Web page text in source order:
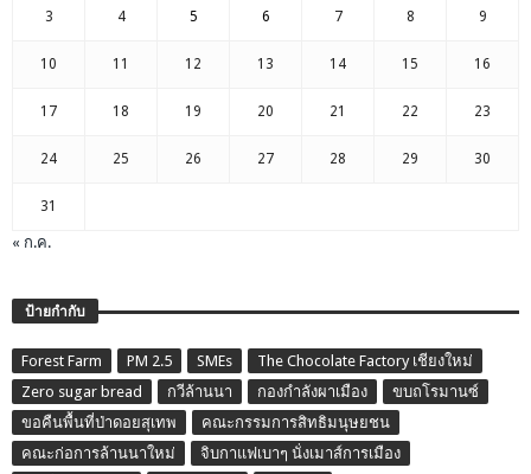
3 4 5 6 7 8 9
10 11 12 13 14 15 16
17 18 19 20 21 22 23
24 25 26 27 28 29 30
31
« ก.ค.
ป้ายกำกับ
Forest Farm PM 2.5 SMEs
The Chocolate Factory เชียงใหม่
Zero sugar bread
กวีล้านนา กองกำลังผาเมือง
ขบถโรมานซ์
ขอคืนพื้นที่ป่าดอยสุเทพ
คณะกรรมการสิทธิมนุษยชน
คณะก่อการล้านนาใหม่
จิบกาแฟเบาๆ นั่งเมาส์การเมือง